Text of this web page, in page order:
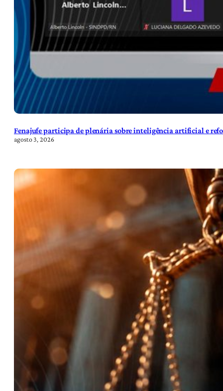
Fenajufe participa de plenária sobre inteligência artificial e
agosto 3, 2026